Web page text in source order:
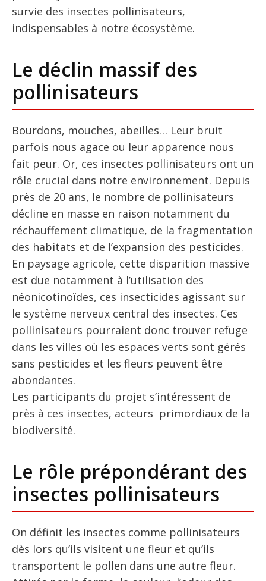
survie des insectes pollinisateurs,
indispensables à notre écosystème.
Le déclin massif des
pollinisateurs
Bourdons, mouches, abeilles… Leur bruit
parfois nous agace ou leur apparence nous
fait peur. Or, ces insectes pollinisateurs ont un
rôle crucial dans notre environnement. Depuis
près de 20 ans, le nombre de pollinisateurs
décline en masse en raison notamment du
réchauffement climatique, de la fragmentation
des habitats et de l’expansion des pesticides.
En paysage agricole, cette disparition massive
est due notamment à l’utilisation des
néonicotinoïdes, ces insecticides agissant sur
le système nerveux central des insectes. Ces
pollinisateurs pourraient donc trouver refuge
dans les villes où les espaces verts sont gérés
sans pesticides et les fleurs peuvent être
abondantes.
Les participants du projet s’intéressent de
près à ces insectes, acteurs primordiaux de la
biodiversité.
Le rôle prépondérant des
insectes pollinisateurs
On définit les insectes comme pollinisateurs
dès lors qu’ils visitent une fleur et qu’ils
transportent le pollen dans une autre fleur.